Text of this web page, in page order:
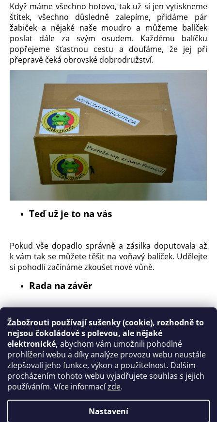
Žabožrouti používají sušenky (cookie), rozhodně to
nejsou čokoládové s polevou, ale nějaké
elektronické, abychom vám umožnili pohodlné
prohlížení webu a díky analýze provozu webu neustále
zlepšovali jeho funkce, výkon a použitelnost. Dalším
procházením tohoto webu vyjadřujete souhlas s jejich
používáním. Více informacízde.
Nastavení
Když máme všechno hotovo, tak už si jen vytiskneme
štítek, všechno důsledně zalepíme, přidáme pár
žabiček a nějaké naše moudro a můžeme balíček
poslat dále za svým osudem. Každému balíčku
popřejeme šťastnou cestu a doufáme, že jej při
přepravě čeká obrovské dobrodružství.
Teď už je to na vás
Pokud vše dopadlo správně a zásilka doputovala až
k vám tak se můžete těšit na voňavý balíček. Udělejte
si pohodlí začínáme zkoušet nové vůně.
Rada na závěr
Dřevitou vlnu, kterou naleznete v balíčku nemusíte
vyhazovat jedná se o naprosto ekologický výplňový
materiál a dále ji můžete použít jako dekoraci, nebo
při grilování se hodí na podpal.